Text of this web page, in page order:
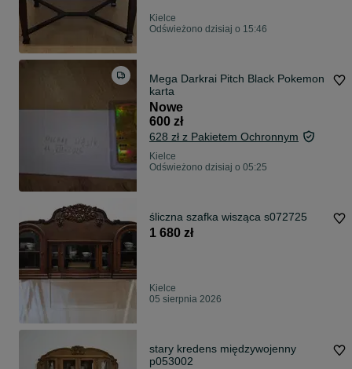
Kielce
Odświeżono dzisiaj o 15:46
Mega Darkrai Pitch Black Pokemon
karta
Nowe
600 zł
628 zł z Pakietem Ochronnym
Kielce
Odświeżono dzisiaj o 05:25
śliczna szafka wisząca s072725
1 680 zł
Kielce
05 sierpnia 2026
stary kredens międzywojenny
p053002